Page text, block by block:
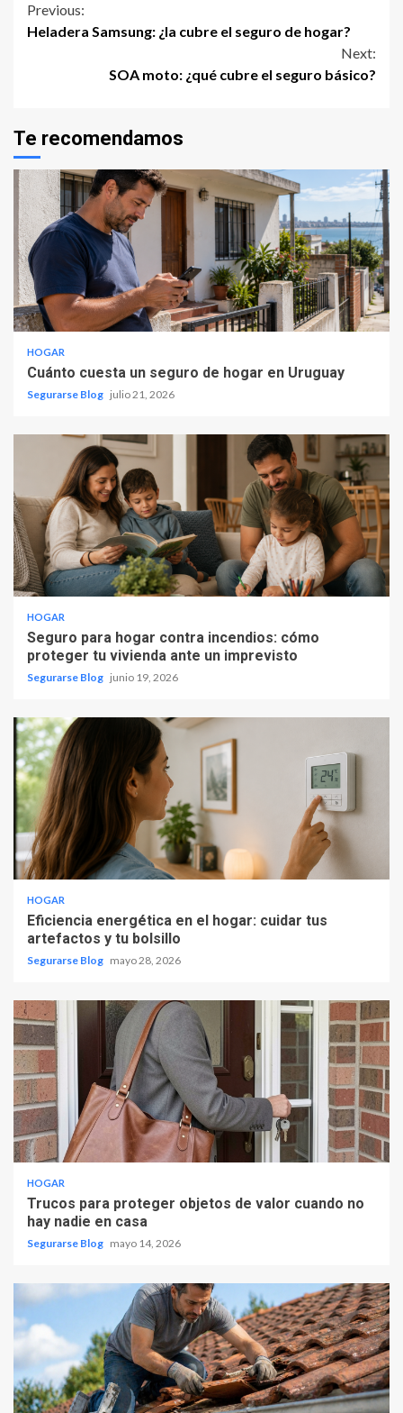
Continue
Previous:
Heladera Samsung: ¿la cubre el seguro de hogar?
Next:
SOA moto: ¿qué cubre el seguro básico?
Te recomendamos
HOGAR
Cuánto cuesta un seguro de hogar en Uruguay
Segurarse Blog julio 21, 2026
HOGAR
Seguro para hogar contra incendios: cómo
proteger tu vivienda ante un imprevisto
Segurarse Blog junio 19, 2026
HOGAR
Eficiencia energética en el hogar: cuidar tus
artefactos y tu bolsillo
Segurarse Blog mayo 28, 2026
HOGAR
Trucos para proteger objetos de valor cuando no
hay nadie en casa
Segurarse Blog mayo 14, 2026